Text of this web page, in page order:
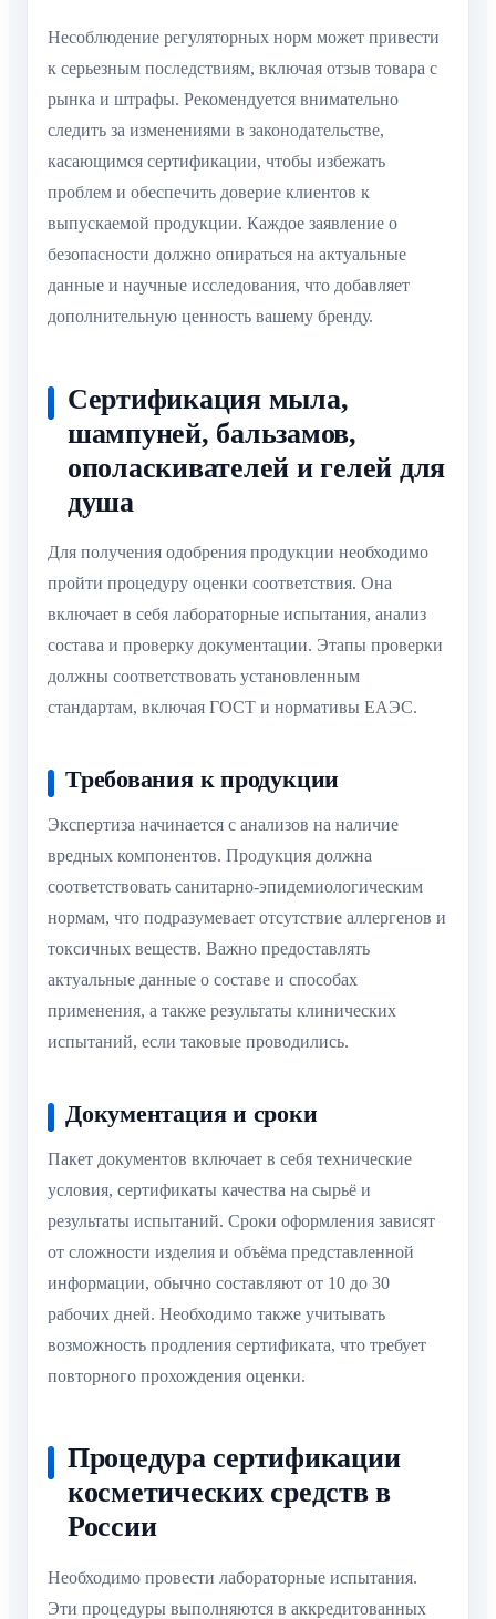
Несоблюдение регуляторных норм может привести
к серьезным последствиям, включая отзыв товара с
рынка и штрафы. Рекомендуется внимательно
следить за изменениями в законодательстве,
касающимся сертификации, чтобы избежать
проблем и обеспечить доверие клиентов к
выпускаемой продукции. Каждое заявление о
безопасности должно опираться на актуальные
данные и научные исследования, что добавляет
дополнительную ценность вашему бренду.
Сертификация мыла,
шампуней, бальзамов,
ополаскивателей и гелей для
душа
Для получения одобрения продукции необходимо
пройти процедуру оценки соответствия. Она
включает в себя лабораторные испытания, анализ
состава и проверку документации. Этапы проверки
должны соответствовать установленным
стандартам, включая ГОСТ и нормативы ЕАЭС.
Требования к продукции
Экспертиза начинается с анализов на наличие
вредных компонентов. Продукция должна
соответствовать санитарно-эпидемиологическим
нормам, что подразумевает отсутствие аллергенов и
токсичных веществ. Важно предоставлять
актуальные данные о составе и способах
применения, а также результаты клинических
испытаний, если таковые проводились.
Документация и сроки
Пакет документов включает в себя технические
условия, сертификаты качества на сырьё и
результаты испытаний. Сроки оформления зависят
от сложности изделия и объёма представленной
информации, обычно составляют от 10 до 30
рабочих дней. Необходимо также учитывать
возможность продления сертификата, что требует
повторного прохождения оценки.
Процедура сертификации
косметических средств в
России
Необходимо провести лабораторные испытания.
Эти процедуры выполняются в аккредитованных